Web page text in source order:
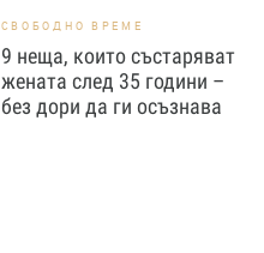
СВОБОДНО ВРЕМЕ
9 неща, които състаряват
жената след 35 години –
без дори да ги осъзнава